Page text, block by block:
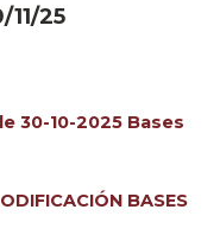
11/25
30-10-2025 Bases
BASES